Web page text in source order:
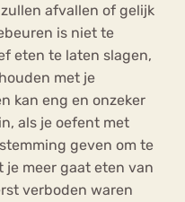
afvallen of gelijk
is niet te
eten te laten slagen,
met je
kan eng en onzeker
als je oefent met
geven om te
je meer gaat eten van
verboden waren